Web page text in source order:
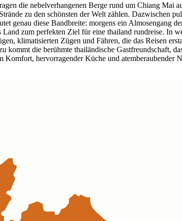
die nebelverhangenen Berge rund um Chiang Mai
zu den schönsten der Welt zählen. Dazwischen
genau diese Bandbreite: morgens ein Almosengang
zum perfekten Ziel für eine thailand rundreise. In
klimatisierten Zügen und Fähren, die das Reisen
die berühmte thailändische Gastfreundschaft,
hervorragender Küche und atemberaubender